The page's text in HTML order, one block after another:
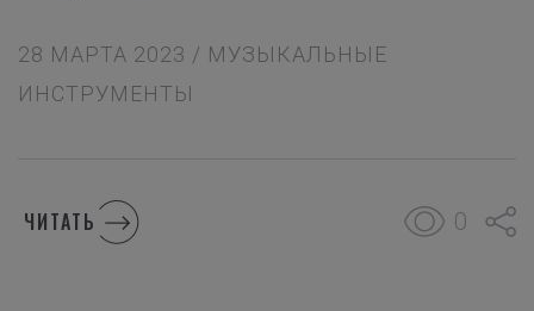
28 МАРТА 2023 / МУЗЫКАЛЬНЫЕ
ИНСТРУМЕНТЫ
ЧИТАТЬ 0